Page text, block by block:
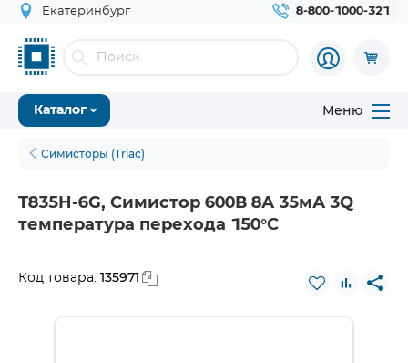
Екатеринбург 8-800-1000-321
Каталог Меню
Симисторы (Triac)
T835H-6G, Симистор 600В 8А 35мА 3Q
температура перехода 150°C
Код товара: 135971